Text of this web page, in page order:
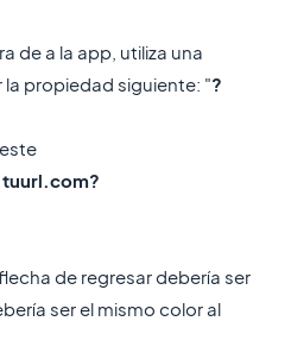
de a la app, utiliza una
propiedad siguiente: "?
de regresar debería ser
ser el mismo color al